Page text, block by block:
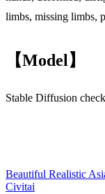
limbs, missing limbs,
【Model】
Stable Diffusion
Beautiful Realistic
Civitai